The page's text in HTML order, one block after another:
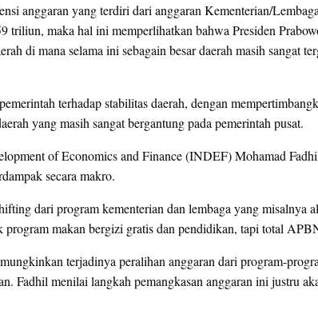
anggaran yang terdiri dari anggaran Kementerian/
triliun, maka hal ini memperlihatkan bahwa Presiden
di mana selama ini sebagain besar daerah masih sangat
terhadap stabilitas daerah, dengan
yang masih sangat bergantung pada pemerintah pusat.
of Economics and Finance (INDEF) Mohamad
secara makro.
dari program kementerian dan lembaga yang misalnya
program makan bergizi gratis dan pendidikan, tapi total
terjadinya peralihan anggaran dari program-
Fadhil menilai langkah pemangkasan anggaran ini justru